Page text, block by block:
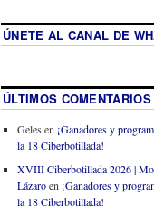
ÚNETE AL CANAL DE
ÚLTIMOS COMENTARIOS
Geles en ¡Ganadores y
la 18 Ciberbotillada!
XVIII Ciberbotillada 2026 |
Lázaroen ¡Ganadores y
la 18 Ciberbotillada!